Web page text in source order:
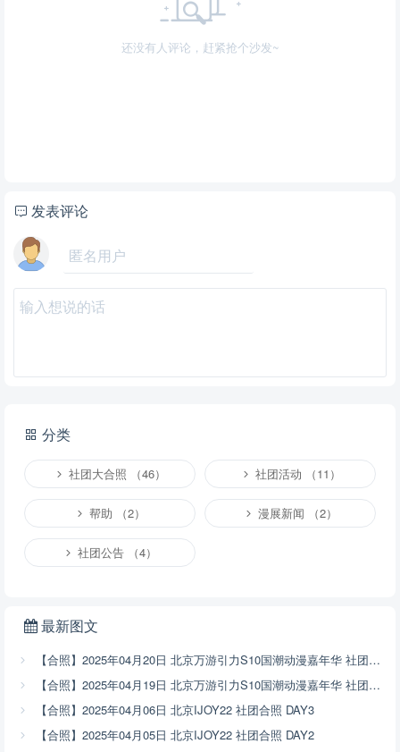
还没有人评论，赶紧抢个沙发~
发表评论
提交
分类
社团大合照 （46） 社团活动 （11）
帮助 （2） 漫展新闻 （2）
社团公告 （4）
最新图文
【合照】2025年04月20日 北京万游引力S10国潮动漫嘉年华 社团合照 DAY2
【合照】2025年04月19日 北京万游引力S10国潮动漫嘉年华 社团合照 DAY1
【合照】2025年04月06日 北京IJOY22 社团合照 DAY3
【合照】2025年04月05日 北京IJOY22 社团合照 DAY2